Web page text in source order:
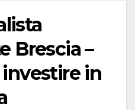
Brescia –
in